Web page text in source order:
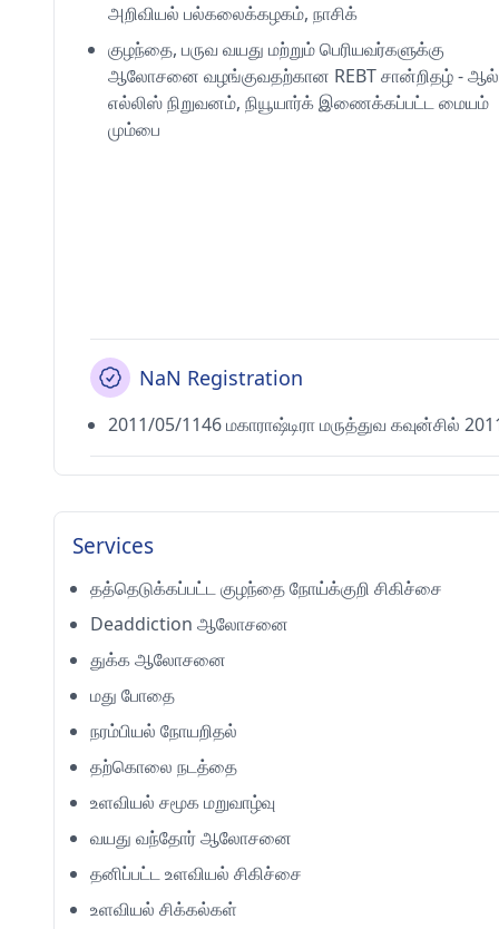
அறிவியல் பல்கலைக்கழகம், நாசிக்
குழந்தை, பருவ வயது மற்றும் பெரியவர்களுக்கு
ஆலோசனை வழங்குவதற்கான REBT சான்றிதழ் -
எல்லிஸ் நிறுவனம், நியூயார்க் இணைக்கப்பட்ட மையம்
மும்பை
NaN Registration
2011/05/1146 மகாராஷ்டிரா மருத்துவ கவுன்சில்
Services
தத்தெடுக்கப்பட்ட குழந்தை நோய்க்குறி சிகிச்சை
Deaddiction ஆலோசனை
துக்க ஆலோசனை
மது போதை
நரம்பியல் நோயறிதல்
தற்கொலை நடத்தை
உளவியல் சமூக மறுவாழ்வு
வயது வந்தோர் ஆலோசனை
தனிப்பட்ட உளவியல் சிகிச்சை
உளவியல் சிக்கல்கள்